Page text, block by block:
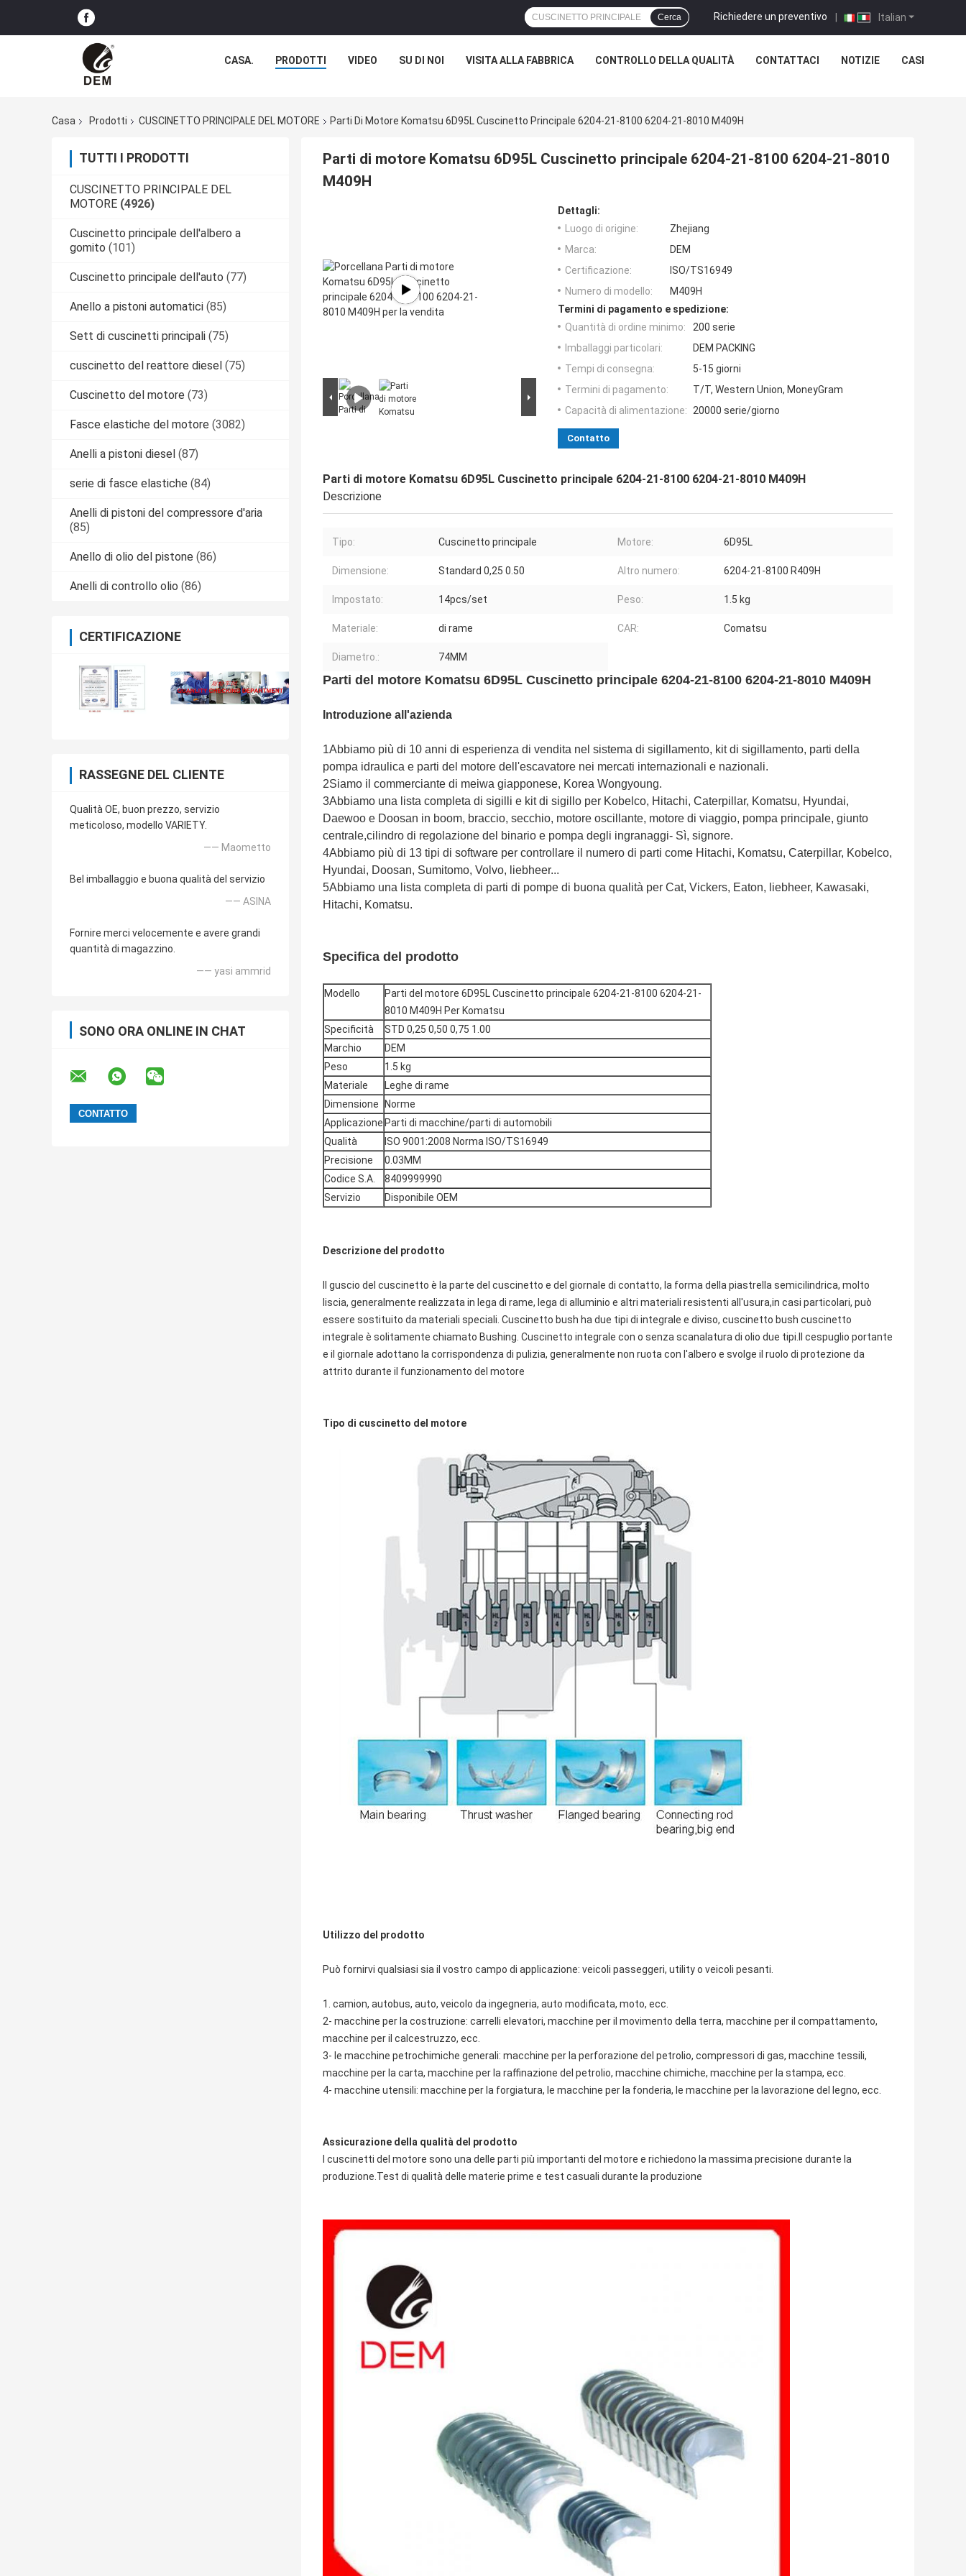
Italian
Richiedere un preventivo |
Cerca
CASA. PRODOTTI VIDEO SU DI NOI VISITA ALLA FABBRICA CONTROLLO DELLA QUALITÀ CONTATTACI NOTIZIE CASI
Casa Prodotti CUSCINETTO PRINCIPALE DEL MOTORE Parti Di Motore Komatsu 6D95L Cuscinetto Principale 6204-21-8100 6204-21-8010 M409H
TUTTI I PRODOTTI
CUSCINETTO PRINCIPALE DEL
MOTORE (4926)
Cuscinetto principale dell'albero a
gomito (101)
Cuscinetto principale dell'auto (77)
Anello a pistoni automatici (85)
Sett di cuscinetti principali (75)
cuscinetto del reattore diesel (75)
Cuscinetto del motore (73)
Fasce elastiche del motore (3082)
Anelli a pistoni diesel (87)
serie di fasce elastiche (84)
Anelli di pistoni del compressore d'aria
(85)
Anello di olio del pistone (86)
Anelli di controllo olio (86)
CERTIFICAZIONE
RASSEGNE DEL CLIENTE
Qualità OE, buon prezzo, servizio
meticoloso, modello VARIETY.
—— Maometto
Bel imballaggio e buona qualità del servizio
—— ASINA
Fornire merci velocemente e avere grandi
quantità di magazzino.
—— yasi ammrid
SONO ORA ONLINE IN CHAT
Parti di motore Komatsu 6D95L Cuscinetto principale 6204-21-8100 6204-21-8010
M409H
Dettagli:
Luogo di origine:
Zhejiang
Marca:
DEM
Certificazione:
ISO/TS16949
Numero di modello:
M409H
Termini di pagamento e spedizione:
Quantità di ordine minimo:
200 serie
Imballaggi particolari:
DEM PACKING
Tempi di consegna:
5-15 giorni
Termini di pagamento:
T/T, Western Union, MoneyGram
Capacità di alimentazione: 20000 serie/giorno
Contatto
Parti di motore Komatsu 6D95L Cuscinetto principale 6204-21-8100 6204-21-8010 M409H
Descrizione
Tipo: Cuscinetto principale Motore: 6D95L
Dimensione: Standard 0,25 0.50 Altro numero: 6204-21-8100 R409H
Impostato: 14pcs/set Peso: 1.5 kg
Materiale: di rame CAR: Comatsu
Diametro.: 74MM
Parti del motore Komatsu 6D95L Cuscinetto principale 6204-21-8100 6204-21-8010 M409H
Introduzione all'azienda
1Abbiamo più di 10 anni di esperienza di vendita nel sistema di sigillamento, kit di sigillamento, parti della
pompa idraulica e parti del motore dell'escavatore nei mercati internazionali e nazionali.
2Siamo il commerciante di meiwa giapponese, Korea Wongyoung.
3Abbiamo una lista completa di sigilli e kit di sigillo per Kobelco, Hitachi, Caterpillar, Komatsu, Hyundai,
Daewoo e Doosan in boom, braccio, secchio, motore oscillante, motore di viaggio, pompa principale, giunto
centrale,cilindro di regolazione del binario e pompa degli ingranaggi- Sì, signore.
4Abbiamo più di 13 tipi di software per controllare il numero di parti come Hitachi, Komatsu, Caterpillar, Kobelco,
Hyundai, Doosan, Sumitomo, Volvo, liebheer...
5Abbiamo una lista completa di parti di pompe di buona qualità per Cat, Vickers, Eaton, liebheer, Kawasaki,
Hitachi, Komatsu.
Specifica del prodotto
Modello
Parti del motore 6D95L Cuscinetto principale 6204-21-8100 6204-21-
8010 M409H Per Komatsu
Specificità
STD 0,25 0,50 0,75 1.00
Marchio
DEM
Peso
1.5 kg
Materiale
Leghe di rame
Dimensione
Norme
Applicazione Parti di macchine/parti di automobili
Qualità
ISO 9001:2008 Norma ISO/TS16949
Precisione
0.03MM
Codice S.A.
8409999990
Servizio
Disponibile OEM
Descrizione del prodotto
Il guscio del cuscinetto è la parte del cuscinetto e del giornale di contatto, la forma della piastrella semicilindrica, molto
liscia, generalmente realizzata in lega di rame, lega di alluminio e altri materiali resistenti all'usura,in casi particolari, può
essere sostituito da materiali speciali. Cuscinetto bush ha due tipi di integrale e diviso, cuscinetto bush cuscinetto
integrale è solitamente chiamato Bushing. Cuscinetto integrale con o senza scanalatura di olio due tipi.Il cespuglio portante
e il giornale adottano la corrispondenza di pulizia, generalmente non ruota con l'albero e svolge il ruolo di protezione da
attrito durante il funzionamento del motore
Tipo di cuscinetto del motore
Utilizzo del prodotto
Può fornirvi qualsiasi sia il vostro campo di applicazione: veicoli passeggeri, utility o veicoli pesanti.
1. camion, autobus, auto, veicolo da ingegneria, auto modificata, moto, ecc.
2- macchine per la costruzione: carrelli elevatori, macchine per il movimento della terra, macchine per il compattamento,
macchine per il calcestruzzo, ecc.
3- le macchine petrochimiche generali: macchine per la perforazione del petrolio, compressori di gas, macchine tessili,
macchine per la carta, macchine per la raffinazione del petrolio, macchine chimiche, macchine per la stampa, ecc.
4- macchine utensili: macchine per la forgiatura, le macchine per la fonderia, le macchine per la lavorazione del legno, ecc.
Assicurazione della qualità del prodotto
I cuscinetti del motore sono una delle parti più importanti del motore e richiedono la massima precisione durante la
produzione.Test di qualità delle materie prime e test casuali durante la produzione